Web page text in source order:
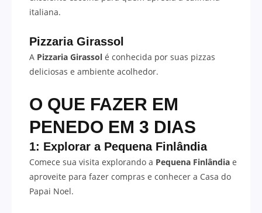
italiana.
Pizzaria Girassol
A Pizzaria Girassol é conhecida por suas pizzas
deliciosas e ambiente acolhedor.
O QUE FAZER EM
PENEDO EM 3 DIAS
1: Explorar a Pequena Finlândia
Comece sua visita explorando a Pequena Finlândia e
aproveite para fazer compras e conhecer a Casa do
Papai Noel.